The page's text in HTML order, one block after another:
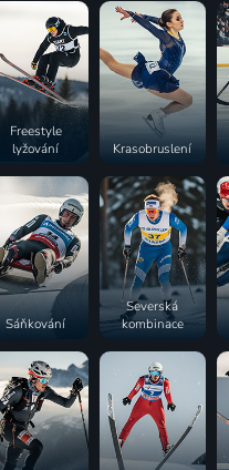
Freestyle
lyžování
Krasobruslení
Sáňkování
Severská
kombinace